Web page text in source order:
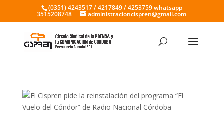
(0351) 4243517 / 4217849 / 4253759 whatsapp
3515208748 administracioncispren@gmail.com